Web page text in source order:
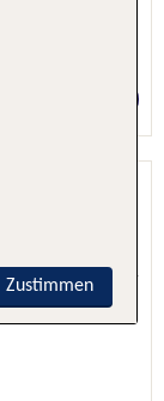
Zustimmen